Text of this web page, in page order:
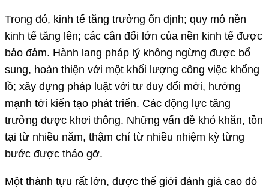
Trong đó, kinh tế tăng trưởng ổn định; quy mô nền
kinh tế tăng lên; các cân đối lớn của nền kinh tế được
bảo đảm. Hành lang pháp lý không ngừng được bổ
sung, hoàn thiện với một khối lượng công việc khổng
lồ; xây dựng pháp luật với tư duy đổi mới, hướng
mạnh tới kiến tạo phát triển. Các động lực tăng
trưởng được khơi thông. Những vấn đề khó khăn, tồn
tại từ nhiều năm, thậm chí từ nhiều nhiệm kỳ từng
bước được tháo gỡ.
Một thành tựu rất lớn, được thế giới đánh giá cao đó